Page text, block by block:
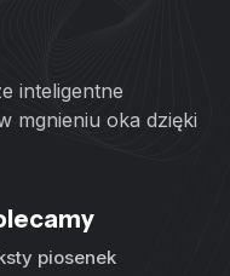
inteligentne
mgnieniu oka dzięki
piosenek